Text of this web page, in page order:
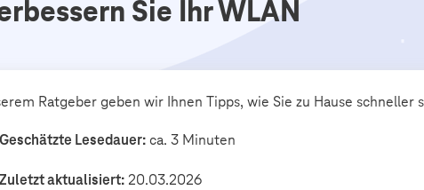
Sie Ihr WLAN
Ratgeber geben wir Ihnen Tipps, wie Sie zu Hause schneller
Geschätzte Lesedauer: ca. 3 Minuten
Zuletzt aktualisiert: 20.03.2026